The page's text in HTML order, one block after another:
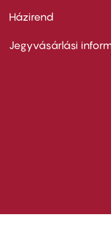
Footer
second
Házirend
Jegyvásárlási